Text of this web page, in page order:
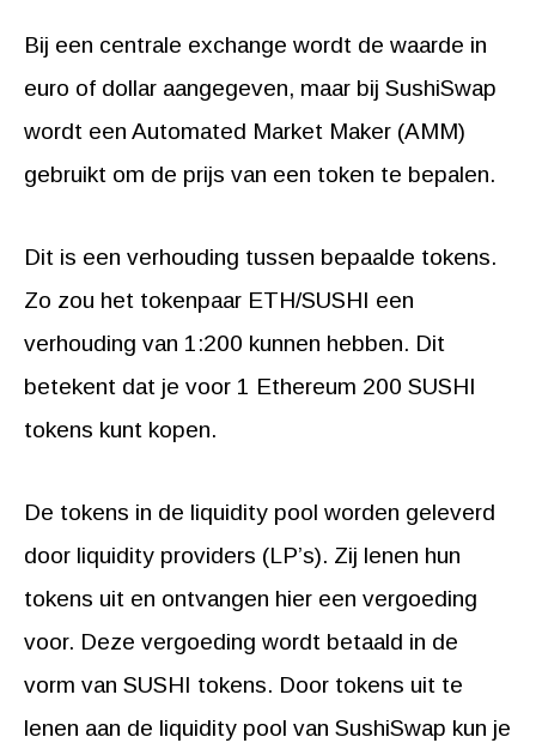
Bij een centrale exchange wordt de waarde in
euro of dollar aangegeven, maar bij SushiSwap
wordt een Automated Market Maker (AMM)
gebruikt om de prijs van een token te bepalen.
Dit is een verhouding tussen bepaalde tokens.
Zo zou het tokenpaar ETH/SUSHI een
verhouding van 1:200 kunnen hebben. Dit
betekent dat je voor 1 Ethereum 200 SUSHI
tokens kunt kopen.
De tokens in de liquidity pool worden geleverd
door liquidity providers (LP’s). Zij lenen hun
tokens uit en ontvangen hier een vergoeding
voor. Deze vergoeding wordt betaald in de
vorm van SUSHI tokens. Door tokens uit te
lenen aan de liquidity pool van SushiSwap kun je